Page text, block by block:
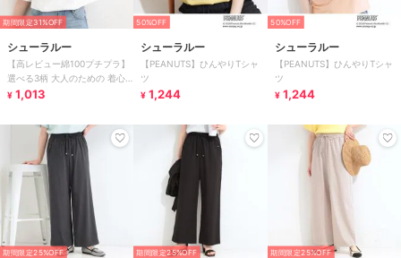
期間限定31%OFF
シューラルー
【高レビュー綿100プチプラ】
選べる3柄 大人のための 着心
地やわらかシンプルTシャツ
¥ 1,013
50%OFF
シューラルー
【PEANUTS】ひんやりTシャ
ツ
¥ 1,244
50%OFF
シューラルー
【PEANUTS】ひんやりTシャ
ツ
¥ 1,244
期間限定25%OFF 期間限定25%OFF 期間限定25%OFF